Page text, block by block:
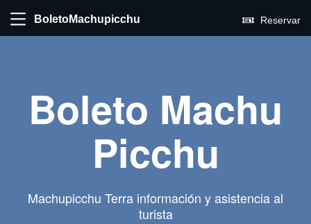
BoletoMachupicchu Reservar
Boleto Machu
Picchu
Machupicchu Terra información y asistencia al
turista